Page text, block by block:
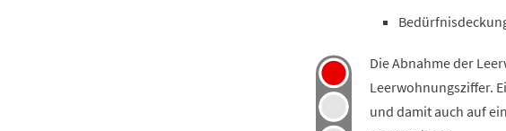
Die Abnahme der
Leerwohnungsziffer.
und damit auch auf